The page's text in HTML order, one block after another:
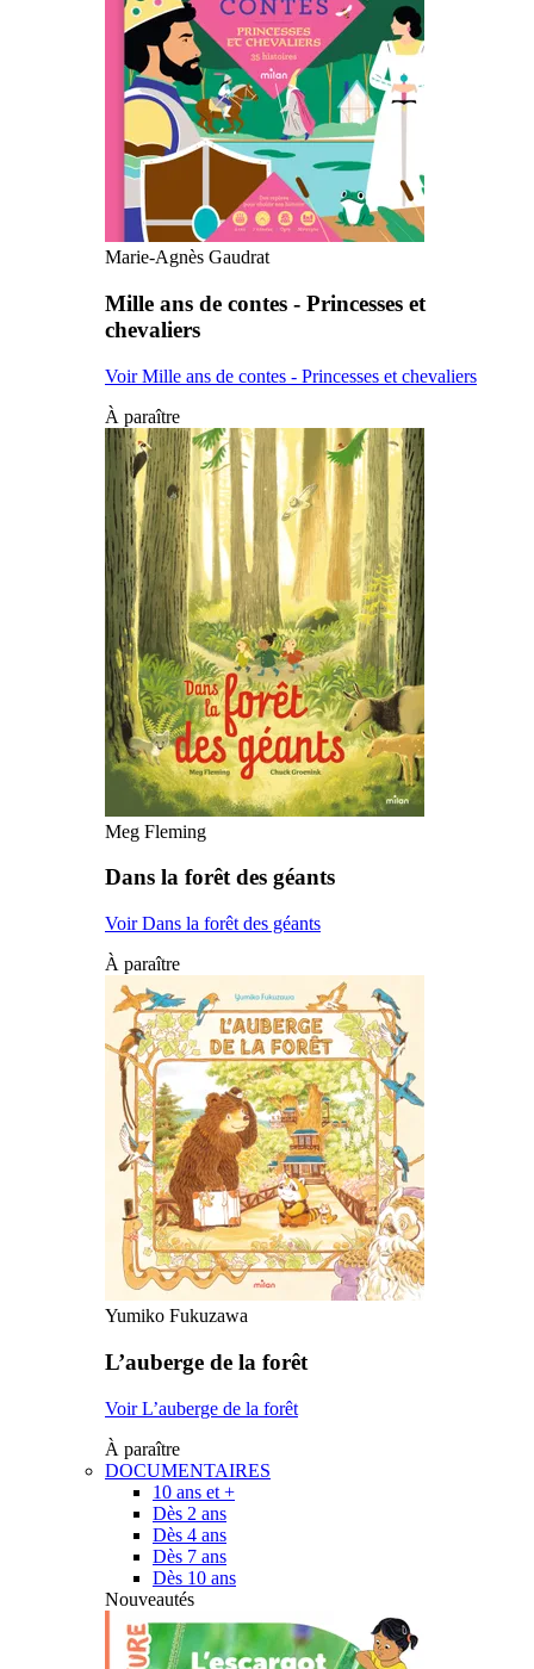
Marie-Agnès Gaudrat
Mille ans de contes - Princesses et
chevaliers
Voir Mille ans de contes - Princesses et chevaliers
À paraître
Meg Fleming
Dans la forêt des géants
Voir Dans la forêt des géants
À paraître
Yumiko Fukuzawa
L’auberge de la forêt
Voir L’auberge de la forêt
À paraître
DOCUMENTAIRES
10 ans et +
Dès 2 ans
Dès 4 ans
Dès 7 ans
Dès 10 ans
Nouveautés